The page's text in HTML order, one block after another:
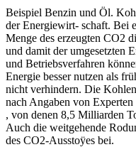
Beispiel Benzin und Öl.
der Energiewirt- schaft. Bei
Menge des erzeugten CO2
und damit der umgesetzten
und Betriebsverfahren
Energie besser nutzen als
nicht verhindern. Die
nach Angaben von
, von denen 8,5 Milliarden
Auch die weitgehende
des CO2-Ausstoÿes bei.